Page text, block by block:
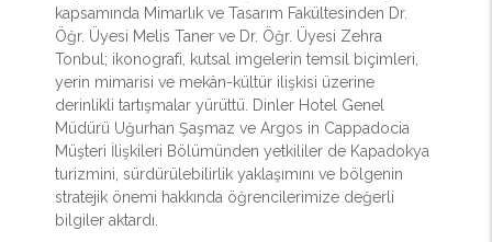
kapsamında Mimarlık ve Tasarım Fakültesinden Dr.
Öğr. Üyesi Melis Taner ve Dr. Öğr. Üyesi Zehra
Tonbul; ikonografi, kutsal imgelerin temsil biçimleri,
yerin mimarisi ve mekân-kültür ilişkisi üzerine
derinlikli tartışmalar yürüttü. Dinler Hotel Genel
Müdürü Uğurhan Şaşmaz ve Argos in Cappadocia
Müşteri İlişkileri Bölümünden yetkililer de Kapadokya
turizmini, sürdürülebilirlik yaklaşımını ve bölgenin
stratejik önemi hakkında öğrencilerimize değerli
bilgiler aktardı.